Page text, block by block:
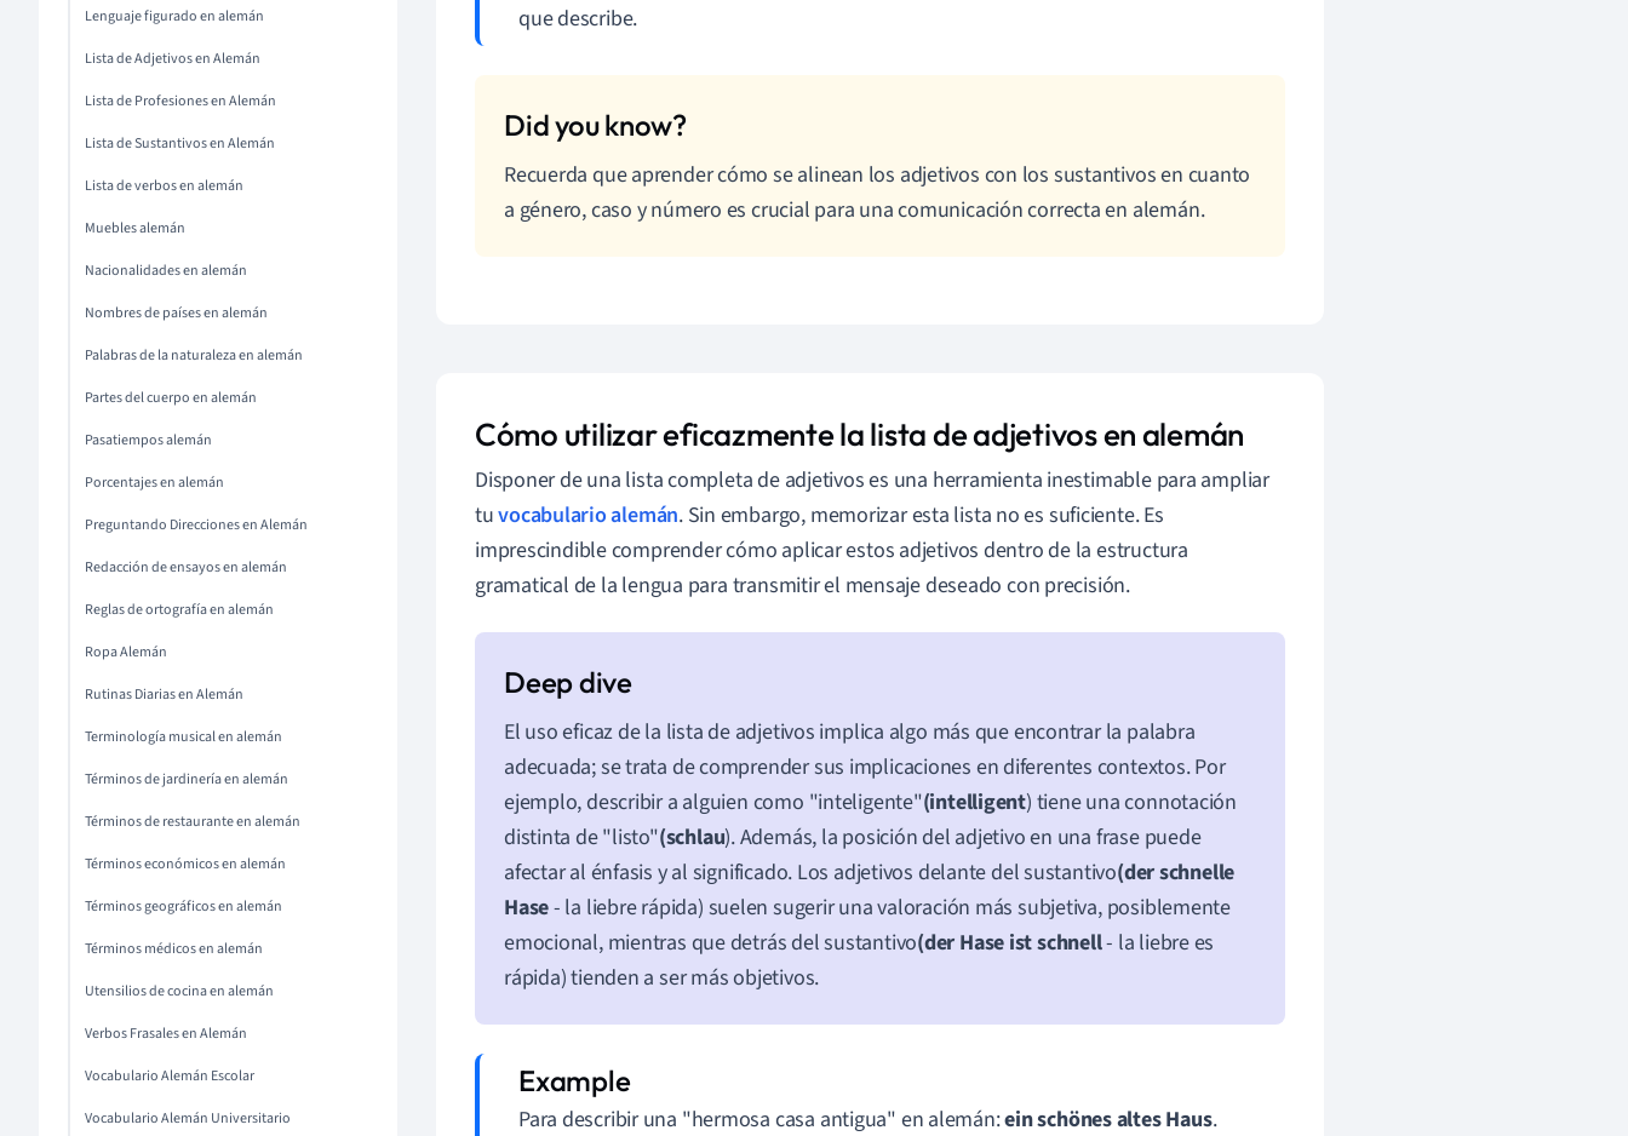
Lenguaje figurado en alemán
Lista de Adjetivos en Alemán
Lista de Profesiones en Alemán
Lista de Sustantivos en Alemán
Lista de verbos en alemán
Muebles alemán
Nacionalidades en alemán
Nombres de países en alemán
Palabras de la naturaleza en alemán
Partes del cuerpo en alemán
Pasatiempos alemán
Porcentajes en alemán
Preguntando Direcciones en Alemán
Redacción de ensayos en alemán
Reglas de ortografía en alemán
Ropa Alemán
Rutinas Diarias en Alemán
Terminología musical en alemán
Términos de jardinería en alemán
Términos de restaurante en alemán
Términos económicos en alemán
Términos geográficos en alemán
Términos médicos en alemán
Utensilios de cocina en alemán
Verbos Frasales en Alemán
Vocabulario Alemán Escolar
Vocabulario Alemán Universitario
que describe.
Recuerda que aprender cómo se alinean los adjetivos con los sustantivos en cuanto
a género, caso y número es crucial para una comunicación correcta en alemán.
Cómo utilizar eficazmente la lista de adjetivos en alemán
Disponer de una lista completa de adjetivos es una herramienta inestimable para ampliar
tuvocabulario alemán. Sin embargo, memorizar esta lista no es suficiente. Es
imprescindible comprender cómo aplicar estos adjetivos dentro de la estructura
gramatical de la lengua para transmitir el mensaje deseado con precisión.
El uso eficaz de la lista de adjetivos implica algo más que encontrar la palabra
adecuada; se trata de comprender sus implicaciones en diferentes contextos. Por
ejemplo, describir a alguien como "inteligente"(intelligent) tiene una connotación
distinta de "listo"(schlau). Además, la posición del adjetivo en una frase puede
afectar al énfasis y al significado. Los adjetivos delante del sustantivo(der schnelle
Hase- la liebre rápida) suelen sugerir una valoración más subjetiva, posiblemente
emocional, mientras que detrás del sustantivo(der Hase ist schnell- la liebre es
rápida) tienden a ser más objetivos.
Para describir una "hermosa casa antigua" en alemán:ein schönes altes Haus.